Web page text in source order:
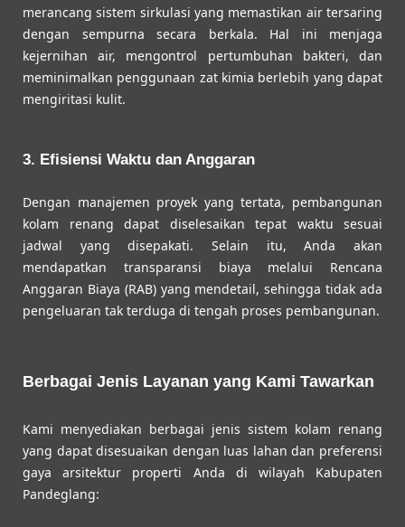
merancang sistem sirkulasi yang memastikan air tersaring
dengan sempurna secara berkala. Hal ini menjaga
kejernihan air, mengontrol pertumbuhan bakteri, dan
meminimalkan penggunaan zat kimia berlebih yang dapat
mengiritasi kulit.
3. Efisiensi Waktu dan Anggaran
Dengan manajemen proyek yang tertata, pembangunan
kolam renang dapat diselesaikan tepat waktu sesuai
jadwal yang disepakati. Selain itu, Anda akan
mendapatkan transparansi biaya melalui Rencana
Anggaran Biaya (RAB) yang mendetail, sehingga tidak ada
pengeluaran tak terduga di tengah proses pembangunan.
Berbagai Jenis Layanan yang Kami Tawarkan
Kami menyediakan berbagai jenis sistem kolam renang
yang dapat disesuaikan dengan luas lahan dan preferensi
gaya arsitektur properti Anda di wilayah Kabupaten
Pandeglang: